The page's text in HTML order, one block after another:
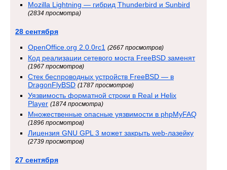
Mozilla Lightning — гибрид Thunderbird и Sunbird
(2834 просмотра)
28 сентября
OpenOffice.org 2.0.0rc1 (2667 просмотров)
Код реализации сетевого моста FreeBSD заменят
(1967 просмотров)
Стек беспроводных устройств FreeBSD — в
DragonFlyBSD (1787 просмотров)
Уязвимость форматной строки в Real и Helix
Player (1874 просмотра)
Множественные опасные уязвимости в phpMyFAQ
(1896 просмотров)
Лицензия GNU GPL 3 может закрыть web-лазейку
(2739 просмотров)
27 сентября